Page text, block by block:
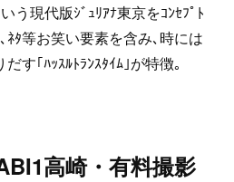
う現代版ｼﾞｭﾘｱﾅ東京をｺﾝｾﾌﾟﾄ
ﾈﾀ等お笑い要素を含み､時には
す｢ﾊｯｽﾙﾄﾗﾝｽﾀｲﾑ｣が特徴｡
高崎・有料撮影